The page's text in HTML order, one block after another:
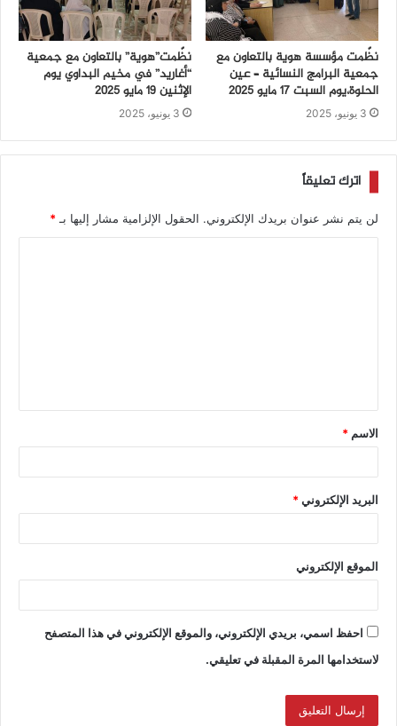
نظّمت مؤسسة هوية بالتعاون مع
جمعية البرامج النسائية – عين
الحلوة،يوم السبت 17 مايو 2025
3 يونيو، 2025
نظّمت”هوية” بالتعاون مع جمعية
“أغاريد” في مخيم البداوي يوم
الإثنين 19 مايو 2025
3 يونيو، 2025
اترك تعليقاً
لن يتم نشر عنوان بريدك الإلكتروني. الحقول الإلزامية مشار إليها بـ *
الاسم *
البريد الإلكتروني*
الموقع الإلكتروني
احفظ اسمي، بريدي الإلكتروني، والموقع الإلكتروني في هذا المتصفح
لاستخدامها المرة المقبلة في تعليقي.